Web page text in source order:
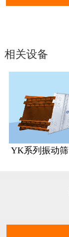
相关设备
YK系列振动筛